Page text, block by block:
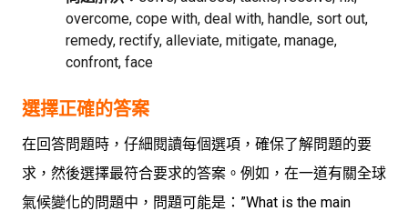
overcome, cope with, deal with, handle, sort out,
remedy, rectify, alleviate, mitigate, manage,
confront, face
選擇正確的答案
在回答問題時，仔細閱讀每個選項，確保了解問題的要
求，然後選擇最符合要求的答案。例如，在一道有關全球
氣候變化的問題中，問題可能是：”What is the main